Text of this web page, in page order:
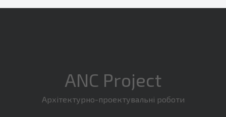
ANC Project
Архітектурно-проектувальні роботи